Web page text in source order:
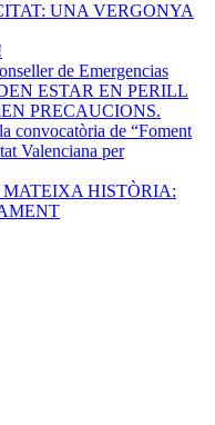
UNA VERGONYA
de Emergencias
ESTAR EN PERILL
PRECAUCIONS.
convocatòria de “Foment
Valenciana per
HISTÒRIA: